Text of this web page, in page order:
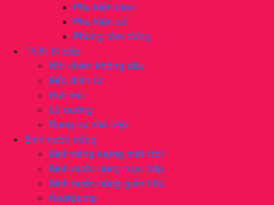
Phụ kiện inox
Phụ kiện sứ
Phòng tắm đứng
Thiết bị bếp
Nồi chiên không dầu
Bếp điện từ
Hút mùi
Lò nướng
Dụng cụ nhà bếp
Bình nước nóng
Bình năng lượng mặt trời
Bình nước nóng trực tiếp
Bình nước nóng gián tiếp
Heatpump